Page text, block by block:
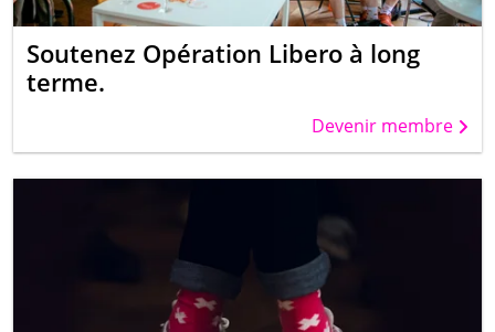
Soutenez Opération Libero à long
terme.
Devenir membre